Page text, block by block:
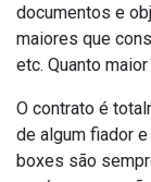
documentos e
maiores que
etc. Quanto
O contrato é
de algum fiador
boxes são